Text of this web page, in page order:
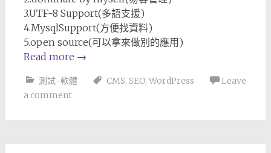
3.UTF-8 Support(多語支援)
4.MysqlSupport(方便找資料)
5.open source(可以拿來做別的應用)
Read more →
測試-軟體 CMS, SEO, WordPress
Leave
a comment